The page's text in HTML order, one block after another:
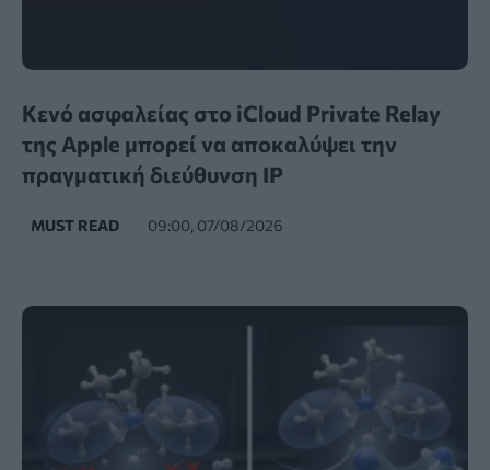
Κενό ασφαλείας στο iCloud Private Relay
της Apple μπορεί να αποκαλύψει την
πραγματική διεύθυνση IP
MUST READ 09:00, 07/08/2026